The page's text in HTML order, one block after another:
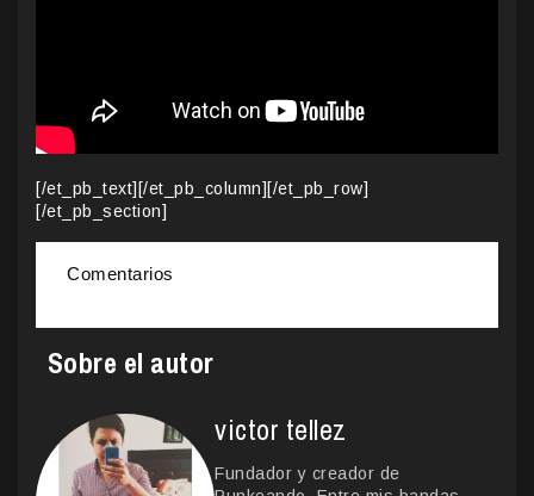
[/et_pb_text][/et_pb_column][/et_pb_row]
[/et_pb_section]
Comentarios
Sobre el autor
victor tellez
Fundador y creador de